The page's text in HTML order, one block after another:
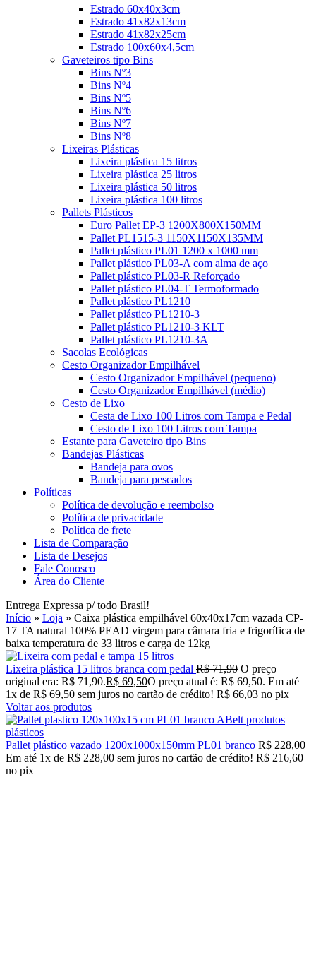
Estrado 60x40x3cm
Estrado 41x82x13cm
Estrado 41x82x25cm
Estrado 100x60x4,5cm
Gaveteiros tipo Bins
Bins Nº3
Bins Nº4
Bins Nº5
Bins Nº6
Bins Nº7
Bins Nº8
Lixeiras Plásticas
Lixeira plástica 15 litros
Lixeira plástica 25 litros
Lixeira plástica 50 litros
Lixeira plástica 100 litros
Pallets Plásticos
Euro Pallet EP-3 1200X800X150MM
Pallet PL1515-3 1150X1150X135MM
Pallet plástico PL01 1200 x 1000 mm
Pallet plástico PL03-A com alma de aço
Pallet plástico PL03-R Reforçado
Pallet plástico PL04-T Termoformado
Pallet plástico PL1210
Pallet plástico PL1210-3
Pallet plástico PL1210-3 KLT
Pallet plástico PL1210-3A
Sacolas Ecológicas
Cesto Organizador Empilhável
Cesto Organizador Empilhável (pequeno)
Cesto Organizador Empilhável (médio)
Cesto de Lixo
Cesta de Lixo 100 Litros com Tampa e Pedal
Cesto de Lixo 100 Litros com Tampa
Estante para Gaveteiro tipo Bins
Bandejas Plásticas
Bandeja para ovos
Bandeja para pescados
Políticas
Política de devolução e reembolso
Política de privacidade
Política de frete
Lista de Comparação
Lista de Desejos
Fale Conosco
Área do Cliente
Entrega Expressa p/ todo Brasil!
Início » Loja » Caixa plástica empilhável 60x40x17cm vazada CP-
17 TA natural 100% PEAD virgem para câmara fria e frigorífica de
baixa temperatura de 33 litros e carga de 12kg
Lixeira plástica 15 litros branca com pedal R$71,90 O preço
original era: R$ 71,90.R$ 69,50O preço atual é: R$ 69,50. Em até
1x de R$ 69,50 sem juros no cartão de crédito! R$ 66,03 no pix
Voltar aos produtos
Pallet plástico vazado 1200x1000x150mm PL01 branco R$ 228,00
Em até 1x de R$ 228,00 sem juros no cartão de crédito! R$ 216,60
no pix